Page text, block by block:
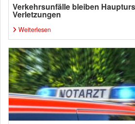
Verkehrsunfälle bleiben
Verletzungen
Weiterlesen